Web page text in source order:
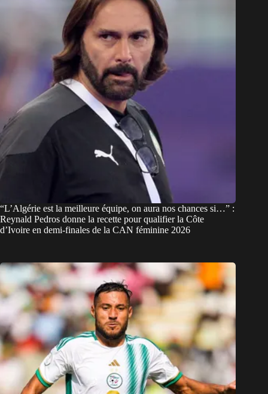
“L’Algérie est la meilleure équipe, on aura nos chances si…” :
Reynald Pedros donne la recette pour qualifier la Côte
d’Ivoire en demi-finales de la CAN féminine 2026